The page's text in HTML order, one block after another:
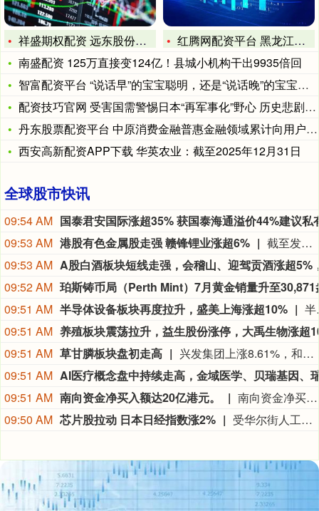
祥盛期权配资 远东股份：深耕核级电缆，为可控核聚变架稳“能源
红腾网配资平台 黑龙江省首个大型固定翼无人机项目开工，总投资
南盛配资 125万直接变124亿！县城小机构干出9935倍回
智富配资平台 “说话早”的宝宝聪明，还是“说话晚”的宝宝聪明
配资技巧官网 受害国需警惕日本“再军事化”野心 历史悲剧不容
丹东股票配资平台 中原消费金融普惠金融领域累计向用户让利超4
西安高新配资APP下载 华英农业：截至2025年12月31日
全球股市快讯
09:54 AM
09:53 AM 港股有色金属股走强 赣锋锂业涨超6%
截至发稿，赣锋锂业(01772.HK)涨6.05%，天齐锂业(09696.HK)涨5.48%，力勤资源(02245.HK)涨3.72%。
09:53 AM
09:52 AM
09:51 AM 半导体设备板块再度拉升，盛美上海涨超10%
半导体设备板
09:51 AM
09:51 AM 草甘膦板块盘初走高
兴发集团上涨8.61%，和邦生物上涨3.32%，扬农化工上涨1.34%。
09:51 AM
09:51 AM 南向资金净买入额达20亿港元。
南向资金净买入额达20亿港元。
09:50 AM 芯片股拉动 日本日经指数涨2% 受华尔街人工智能及芯片相关股票上涨的提振，日本日经平均指数周一走高，但中东冲突的不确定性限制了涨幅。日经225指数上涨2%，报66,927.61点；东证指数微涨0.44%，至4,092.93点。大和证券高级策略师Daisuke Hashizume表示：“芯片相关股票的上涨支撑了日经指数。市场对美联储加息预期的降温是主要推动力。”芯片相关个股爱德万测试和东京电子分别上涨5.3%和3.4%。